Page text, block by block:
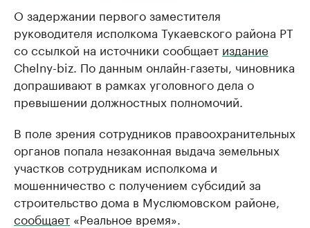
О задержании первого заместителя
руководителя исполкома Тукаевского района РТ
со ссылкой на источники сообщает издание
Сhelny-biz. По данным онлайн-газеты, чиновника
допрашивают в рамках уголовного дела о
превышении должностных полномочий.
В поле зрения сотрудников правоохранительных
органов попала незаконная выдача земельных
участков сотрудникам исполкома и
мошенничество с получением субсидий за
строительство дома в Муслюмовском районе,
сообщает «Реальное время».